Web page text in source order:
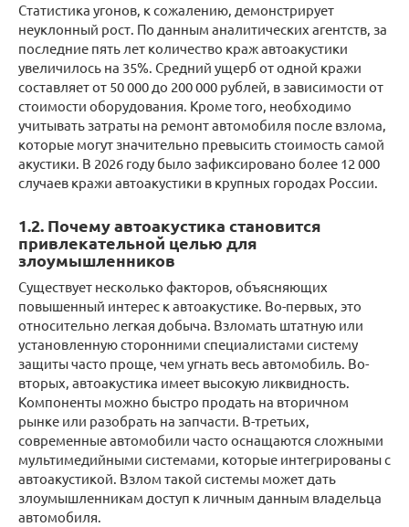
Статистика угонов, к сожалению, демонстрирует
неуклонный рост. По данным аналитических агентств, за
последние пять лет количество краж автоакустики
увеличилось на 35%. Средний ущерб от одной кражи
составляет от 50 000 до 200 000 рублей, в зависимости от
стоимости оборудования. Кроме того, необходимо
учитывать затраты на ремонт автомобиля после взлома,
которые могут значительно превысить стоимость самой
акустики. В 2026 году было зафиксировано более 12 000
случаев кражи автоакустики в крупных городах России.
1.2. Почему автоакустика становится
привлекательной целью для
злоумышленников
Существует несколько факторов, объясняющих
повышенный интерес к автоакустике. Во-первых, это
относительно легкая добыча. Взломать штатную или
установленную сторонними специалистами систему
защиты часто проще, чем угнать весь автомобиль. Во-
вторых, автоакустика имеет высокую ликвидность.
Компоненты можно быстро продать на вторичном
рынке или разобрать на запчасти. В-третьих,
современные автомобили часто оснащаются сложными
мультимедийными системами, которые интегрированы с
автоакустикой. Взлом такой системы может дать
злоумышленникам доступ к личным данным владельца
автомобиля.